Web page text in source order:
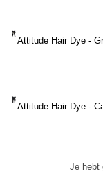
Je hebt